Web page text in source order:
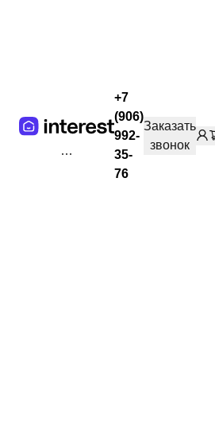
+7
(906)
992-
35-
76
Заказать
звонок